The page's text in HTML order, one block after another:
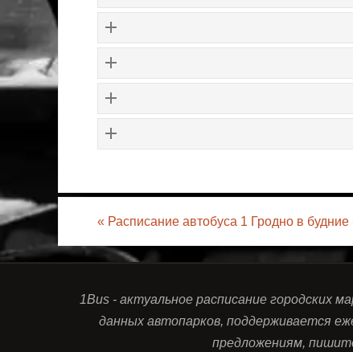
« Расписание автобуса 1 Гродно в
1Bus - актуальное расписание городских
данных автопарков, поддерживается
предложениям,